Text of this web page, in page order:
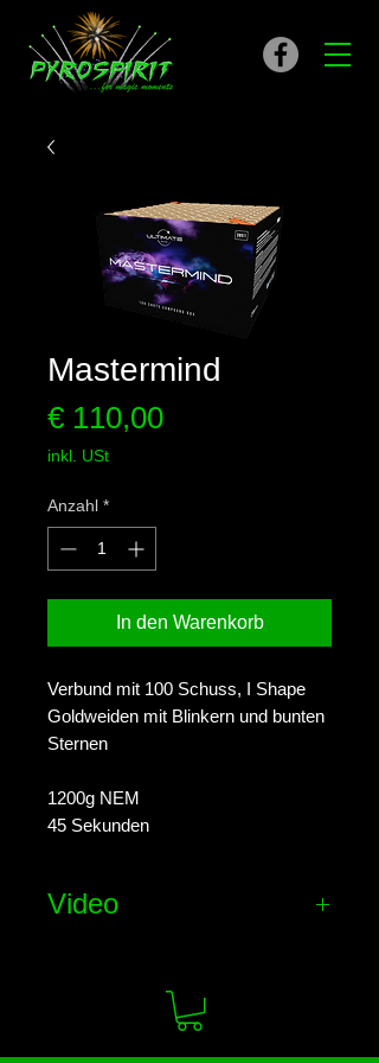
Mastermind
€ 110,00Preis
inkl. USt
Anzahl *
In den Warenkorb
Verbund mit 100 Schuss, I Shape
Goldweiden mit Blinkern und bunten
Sternen
1200g NEM
45 Sekunden
Video